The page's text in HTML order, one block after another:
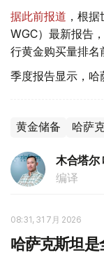
据此前报道 ，根
WGC）最新报告
行黄金购买量排名
季度报告显示，哈
黄金储备 哈萨
木合塔尔
编译
08:31, 31 7月 2026
哈萨克斯坦